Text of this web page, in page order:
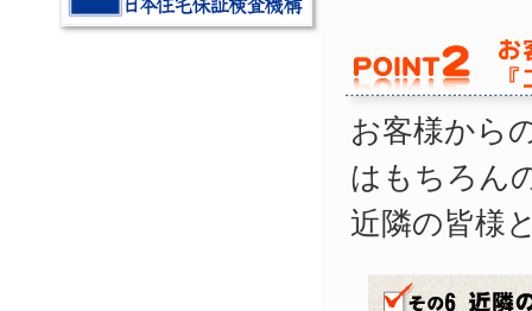
お客様から
はもちろん
近隣の皆様